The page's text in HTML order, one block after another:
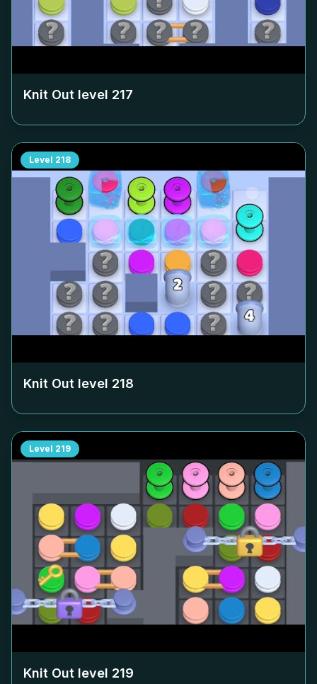
Knit Out level 217
Level 218
Knit Out level 218
Level 219
Knit Out level 219